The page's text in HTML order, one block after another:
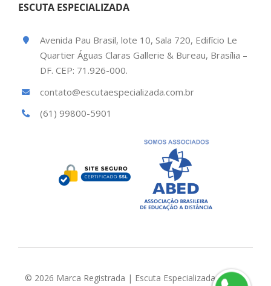
ESCUTA ESPECIALIZADA
Avenida Pau Brasil, lote 10, Sala 720, Edifício Le
Quartier Águas Claras Gallerie & Bureau, Brasília –
DF. CEP: 71.926-000.
contato@escutaespecializada.com.br
(61) 99800-5901
© 2026 Marca Registrada | Escuta Especializada Brasil |